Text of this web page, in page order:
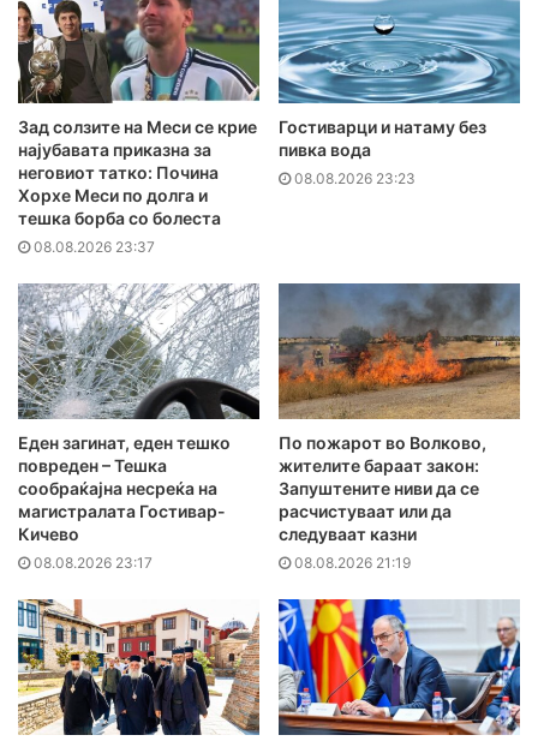
Зад солзите на Меси се крие
најубавата приказна за
неговиот татко: Почина
Хорхе Меси по долга и
тешка борба со болеста
08.08.2026 23:37
Гостиварци и натаму без
пивка вода
08.08.2026 23:23
Еден загинат, еден тешко
повреден – Тешка
сообраќајна несреќа на
магистралата Гостивар-
Кичево
08.08.2026 23:17
По пожарот во Волково,
жителите бараат закон:
Запуштените ниви да се
расчистуваат или да
следуваат казни
08.08.2026 21:19